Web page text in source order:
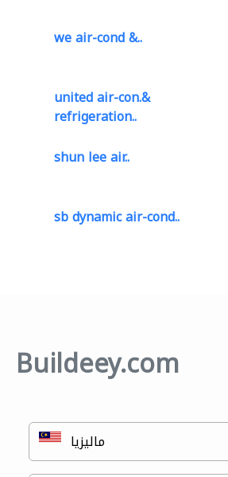
we air-cond &..
united air-con.&
refrigeration..
shun lee air..
sb dynamic air-cond..
Buildeey.com